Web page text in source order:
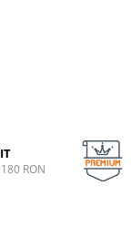
RON